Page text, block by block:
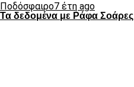
Ποδόσφαιρο7 έτη ago
Τα δεδομένα με Ράφα Σοάρες